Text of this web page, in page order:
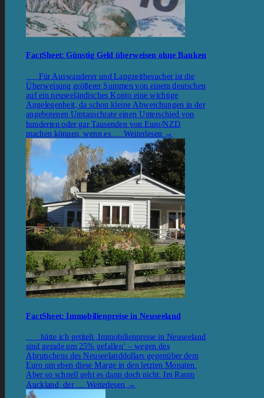
FactSheet: Günstig Geld überweisen ohne Banken
Für Auswanderer und Langzeitbesucher ist die
Überweisung größerer Summen von einem deutschen
auf ein neuseeländisches Konto eine wichtige
Angelegenheit, da schon kleine Abweichungen in der
angebotenen Umtauschrate einen Unterschied von
hunderten oder gar Tausenden von Euro/NZD
machen können, wenn es … Weiterlesen →
FactSheet: Immobilienpreise in Neuseeland
hätte ich getitelt ‚Immobilienpreise in Neuseeland
sind gerade um 25% gefallen‘ – wegen des
Abrutschens des Neuseelanddollars gegenüber dem
Euro um eben diese Marge in den letzten Monaten.
Aber so schnell geht es dann doch nicht. Im Raum
Auckland, der … Weiterlesen →